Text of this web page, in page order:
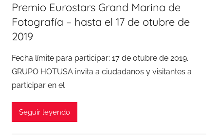
Premio Eurostars Grand Marina de
Fotografía – hasta el 17 de otubre de
2019
Fecha límite para participar: 17 de otubre de 2019.
GRUPO HOTUSA invita a ciudadanos y visitantes a
participar en el
Seguir leyendo